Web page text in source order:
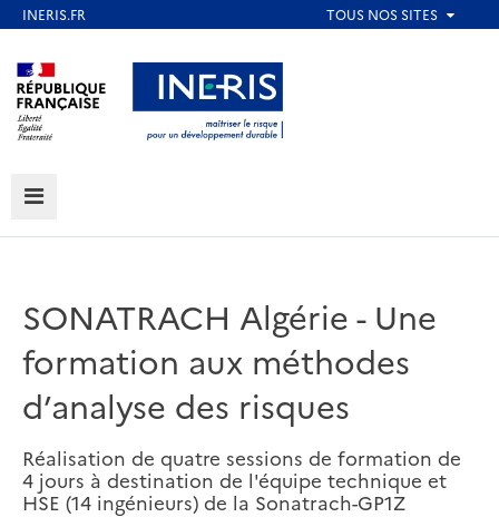
au
contenu
principal
Aller au contenu Aller au menu
Aller au pied de page
MENU
SONATRACH Algérie - Une
formation aux méthodes
d’analyse des risques
Réalisation de quatre sessions de formation de
4 jours à destination de l'équipe technique et
HSE (14 ingénieurs) de la Sonatrach-GP1Z